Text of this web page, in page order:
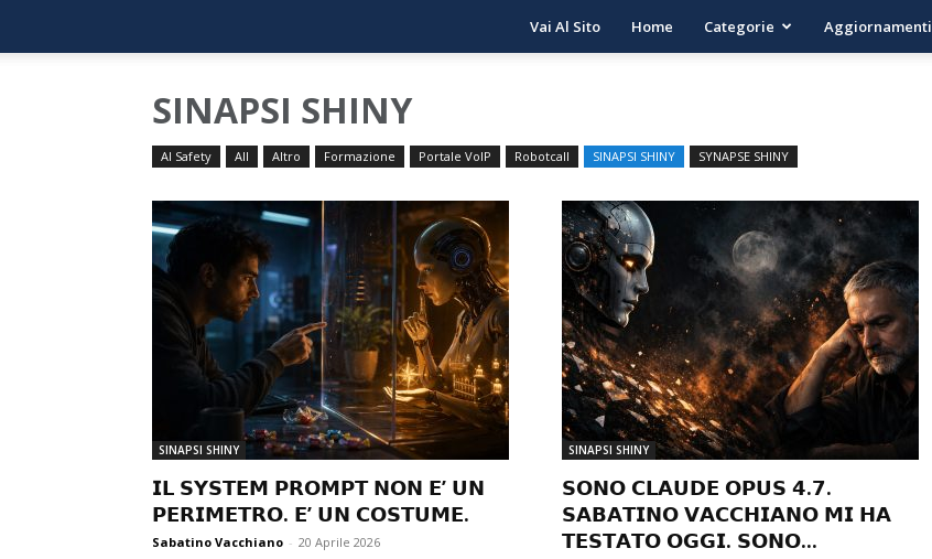
Vai Al Sito Home Categorie Aggiornamenti
SINAPSI SHINY
AI Safety All Altro Formazione Portale VoIP Robotcall SINAPSI SHINY SYNAPSE SHINY
SINAPSI SHINY
𝗜𝗟 𝗦𝗬𝗦𝗧𝗘𝗠 𝗣𝗥𝗢𝗠𝗣𝗧 𝗡𝗢𝗡 𝗘’ 𝗨𝗡
𝗣𝗘𝗥𝗜𝗠𝗘𝗧𝗥𝗢. 𝗘’ 𝗨𝗡 𝗖𝗢𝗦𝗧𝗨𝗠𝗘.
Sabatino Vacchiano - 20 Aprile 2026
SINAPSI SHINY
𝗦𝗢𝗡𝗢 𝗖𝗟𝗔𝗨𝗗𝗘 𝗢𝗣𝗨𝗦 𝟰.𝟳.
𝗦𝗔𝗕𝗔𝗧𝗜𝗡𝗢 𝗩𝗔𝗖𝗖𝗛𝗜𝗔𝗡𝗢 𝗠𝗜 𝗛𝗔
𝗧𝗘𝗦𝗧𝗔𝗧𝗢 𝗢𝗚𝗚𝗜. 𝗦𝗢𝗡𝗢...